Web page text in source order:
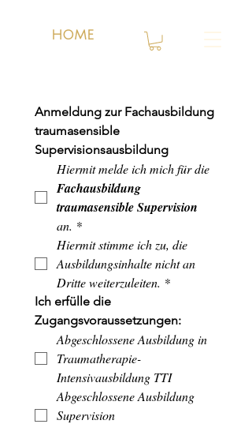
HOME
Anmeldung zur Fachausbildung
traumasensible
Fachausbildung
traumasensible Supervision
an. *
Hiermit stimme ich zu, die
Ausbildungsinhalte nicht an
Dritte weiterzuleiten. *
Ich erfülle die
Zugangsvoraussetzungen:
Abgeschlossene Ausbildung in
Traumatherapie-
Intensivausbildung TTI
Abgeschlossene Ausbildung
Supervision